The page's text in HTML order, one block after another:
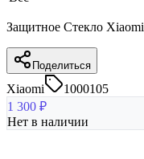
Защитное Стекло
Поделиться
Xiaomi
1000105
1 300 ₽
Нет в наличии